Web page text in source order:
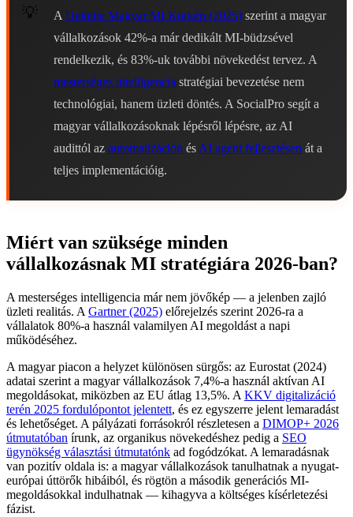
A Deloitte Magyar MI Körkép (2025) szerint a magyar
vállalkozások 42%-a már dedikált MI-büdzsével
rendelkezik, és 83%-uk további növekedést tervez. A
mesterséges intelligencia stratégiai bevezetése nem
technológiai, hanem üzleti döntés. A SocialPro segít a
magyar vállalkozásoknak lépésről lépésre, az AI
audittól az automatizáción és AI agent fejlesztésen át a
teljes implementációig.
Miért van szüksége minden
vállalkozásnak MI stratégiára 2026-ban?
A mesterséges intelligencia már nem jövőkép — a jelenben zajló
üzleti realitás. A Gartner (2025) előrejelzés szerint 2026-ra a
vállalatok 80%-a használ valamilyen AI megoldást a napi
működéséhez.
A magyar piacon a helyzet különösen sürgős: az Eurostat (2024)
adatai szerint a magyar vállalkozások 7,4%-a használ aktívan AI
megoldásokat, miközben az EU átlag 13,5%. A KKV digitalizáció
terén 2025 fordulópontot jelentett, és ez egyszerre jelent lemaradást
és lehetőséget. A pályázati forrásokról részletesen a DIMOP+ 2026
útmutatóban írunk, az organikus növekedéshez pedig a SEO
ügynökség választási útmutatónk ad fogódzókat. A lemaradásnak
van pozitív oldala is: a magyar vállalkozások tanulhatnak a nyugat-
európai úttörők hibáiból, és rögtön a második generációs MI-
megoldásokkal indulhatnak — kihagyva a költséges kísérletezési
fázist.